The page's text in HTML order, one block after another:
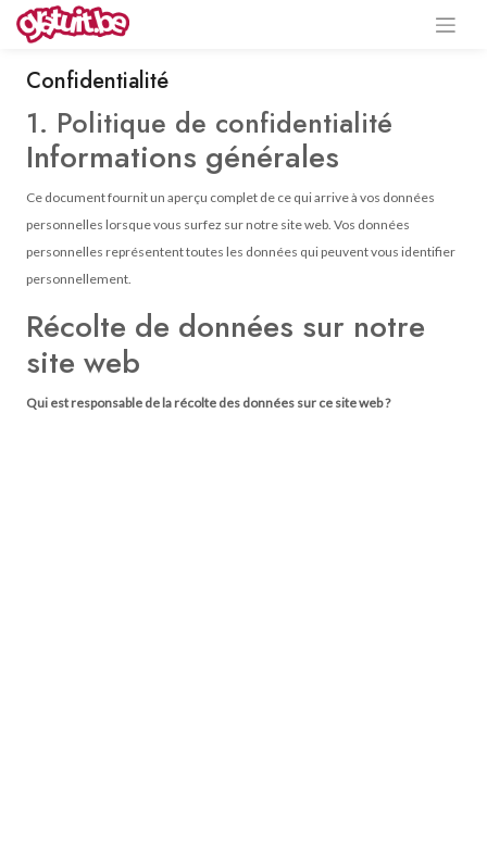
Confidentialité
1. Politique de confidentialité
Informations générales
Ce document fournit un aperçu complet de ce qui arrive à vos données
personnelles lorsque vous surfez sur notre site web. Vos données
personnelles représentent toutes les données qui peuvent vous identifier
personnellement.
Récolte de données sur notre
site web
Qui est responsable de la récolte des données sur ce site web ?